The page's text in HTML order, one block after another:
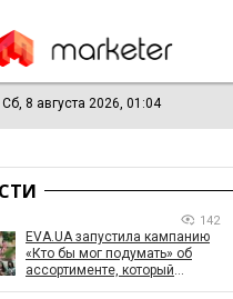
Сб, 8 августа 2026, 01:04
142
EVA.UA запустила кампанию
«Кто бы мог подумать» об
ассортименте, который